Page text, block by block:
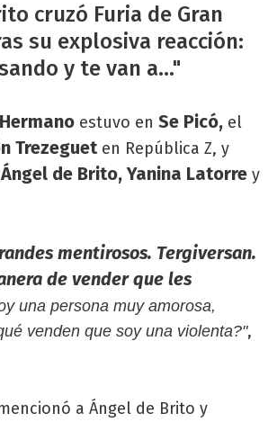
cruzó Furia de Gran
su explosiva reacción:
y te van a..."
estuvo en Se Picó, el
Trezegueten República Z, y
Ángel de Brito, Yanina Latorre y
mentirosos. Tergiversan.
de vender que les
una persona muy amorosa,
venden que soy una violenta?",
a Ángel de Brito y